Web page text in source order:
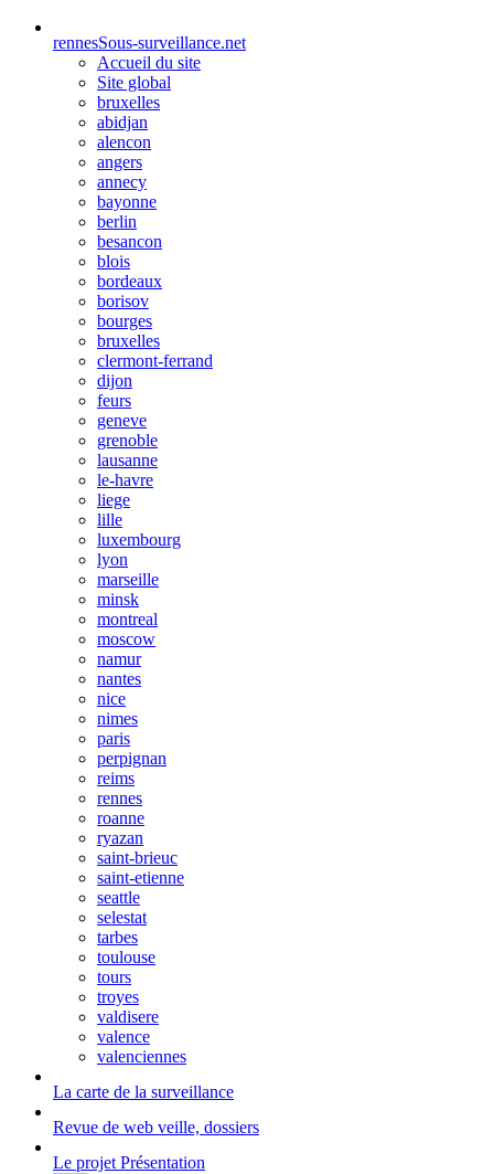
rennesSous-surveillance.net
Accueil du site
Site global
bruxelles
abidjan
alencon
angers
annecy
bayonne
berlin
besancon
blois
bordeaux
borisov
bourges
bruxelles
clermont-ferrand
dijon
feurs
geneve
grenoble
lausanne
le-havre
liege
lille
luxembourg
lyon
marseille
minsk
montreal
moscow
namur
nantes
nice
nimes
paris
perpignan
reims
rennes
roanne
ryazan
saint-brieuc
saint-etienne
seattle
selestat
tarbes
toulouse
tours
troyes
valdisere
valence
valenciennes
La carte de la surveillance
Revue de web veille, dossiers
Le projet Présentation